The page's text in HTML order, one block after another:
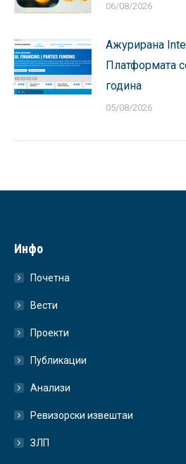
06/08/2026
Ажурирана
Платформата
година
05/08/2026
Инфо
Почетна
Вести
Проекти
Публикации
Анализи
Ревизорски извештаи
ЗЛП